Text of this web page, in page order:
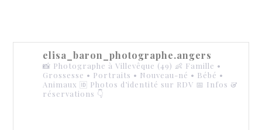
elisa_baron_photographe.angers
📸 Photographe à Villevêque (49) 👶 Famille •
Grossesse • Portraits • Nouveau-né • Bébé •
Animaux 🆔 Photos d’identité sur RDV 📅 Infos &
réservations 👇